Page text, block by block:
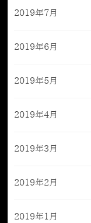
2019年7月
2019年6月
2019年5月
2019年4月
2019年3月
2019年2月
2019年1月